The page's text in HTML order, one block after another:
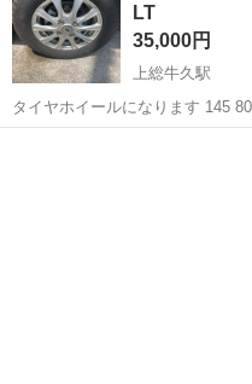
LT
35,000円
上総牛久駅
タイヤホイールになります 145
キズ汚れありますが、大きなガ